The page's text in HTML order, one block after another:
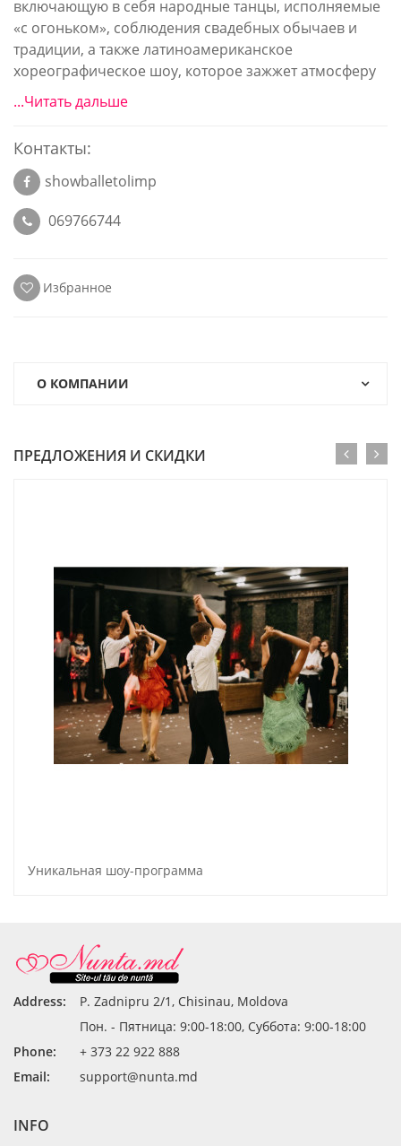
включающую в себя народные танцы, исполняемые
«с огоньком», соблюдения свадебных обычаев и
традиции, а также латиноамериканское
хореографическое шоу, которое зажжет атмосферу
...Читать дальше
Контакты:
showballetolimp
069766744
Избранное
О КОМПАНИИ
ПРЕДЛОЖЕНИЯ И СКИДКИ
Уникальная шоу-программа
Address:
P. Zadnipru 2/1, Chisinau, Moldova
Пон. - Пятница: 9:00-18:00, Суббота: 9:00-18:00
Phone:
+ 373 22 922 888
Email:
support@nunta.md
INFO